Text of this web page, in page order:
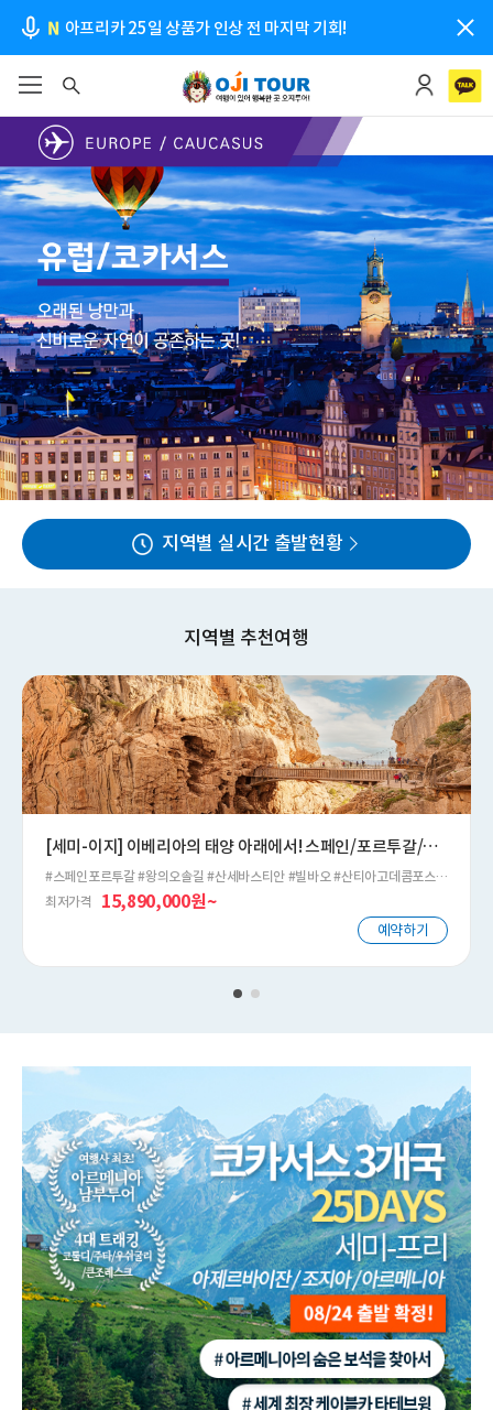
N 26년 추석 연휴 포함 상품 안내 - 출발확정!
나에게 딱! 맞는 남미여행 프로그램 추천
N 2026-27시즌 출발일별 룸조인 대기현황 안내!
N 26-27 시즌 남미 비즈니스 클래스 특가 이벤트!
지역별 실시간 출발현황
지역별 추천여행
[세미-이지] 이베리아의 태양 아래에서! 스페인/포르투갈/모
로코 3국 31일
#스페인포르투갈 #왕의오솔길 #산세바스티안 #빌바오 #산티아고데콤포스텔
라 #사하라사막 #스페인여행 #포르투갈여행 #모로코여행 #알함브라 #스페
인북부 #포르투 #파티마 #모로코 #마드리드 #스페인와이너리 #포트와인 #스
최저가격 15,890,000원~
예약하기